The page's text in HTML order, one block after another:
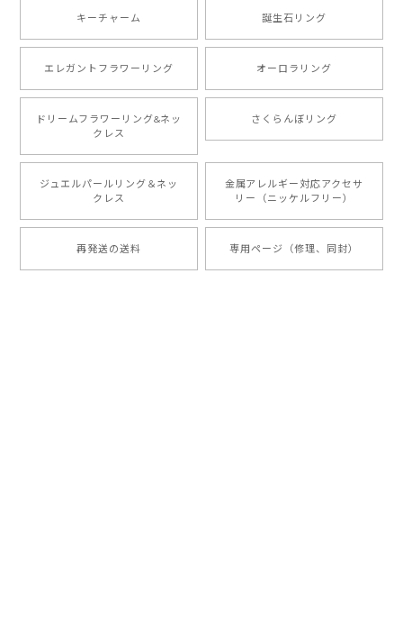
キーチャーム 誕生石リング
エレガントフラワーリング オーロラリング
ドリームフラワーリング&ネッ
クレス
さくらんぼリング
ジュエルパールリング＆ネッ
クレス
金属アレルギー対応アクセサ
リー（ニッケルフリー）
再発送の送料 専用ページ（修理、同封）